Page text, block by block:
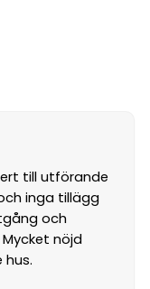
till utförande
inga tillägg
och
nöjd